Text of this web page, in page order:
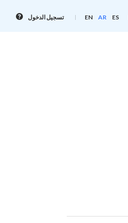
EN AR ES تسجيل الدخول